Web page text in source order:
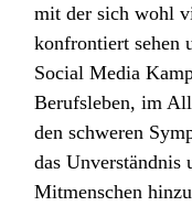
mit der sich wohl
konfrontiert sehen
Social Media
Berufsleben, im
den schweren
das Unverständnis
Mitmenschen